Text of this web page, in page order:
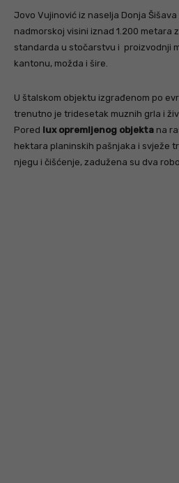
Jovo Vujinović iz naselja Donja
nadmorskoj visini iznad 1.200 metara
standarda u stočarstvu i proizvodnji
kantonu, možda i šire.
U štalskom objektu izgrađenom po
trenutno je tridesetak muznih grla i
Pored lux opremljenog objekta na
hektara planinskih pašnjaka i svježe
njegu i čišćenje, zadužena su dva